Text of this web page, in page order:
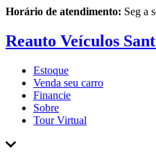
Horário de atendimento: Seg a
Reauto Veículos
Estoque
Venda seu carro
Financie
Sobre
Tour Virtual